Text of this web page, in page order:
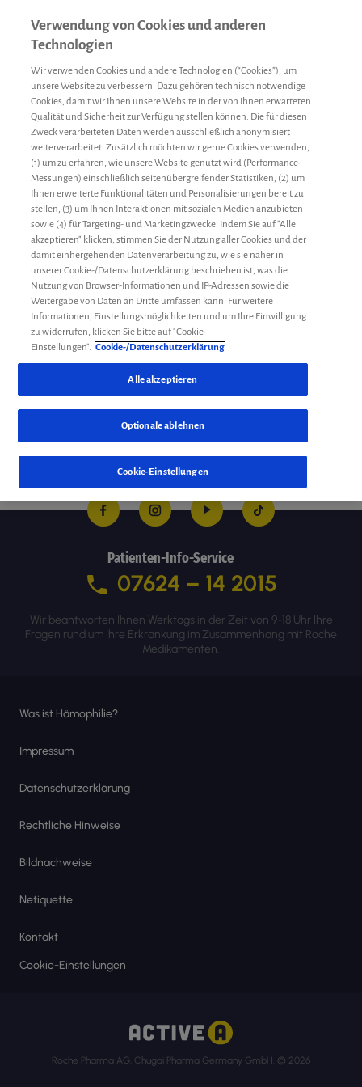
Gemeinschaftspraxis Hämatologie – Onkologie
NAME ADRESSE TELEFONNUMMER
Gemeinschaftspraxis
Hämatologie –
Onkologie
Herr Dr. med. Jens
Freiberg-Richter
Arnoldstraße
18
Dresden
(0351) 447 23 40
Roche Pharma AG, Chugai Pharma Germany GmbH. © 2026
Was ist Hämophilie?
Impressum
Datenschutzerklärung
Rechtliche Hinweise
Bildnachweise
Netiquette
Kontakt
Cookie-Einstellungen
Patienten-Info-Service
07624 – 14 2015
Wir beantworten Ihnen Werktags in der Zeit von 9-18 Uhr Ihre
Fragen rund um Ihre Erkrankung im Zusammenhang mit Roche
Medikamenten.
Verwendung von Cookies und anderen
Technologien
Wir verwenden Cookies und andere Technologien (“Cookies”), um
unsere Website zu verbessern. Dazu gehören technisch notwendige
Cookies, damit wir Ihnen unsere Website in der von Ihnen erwarteten
Qualität und Sicherheit zur Verfügung stellen können. Die für diesen
Zweck verarbeiteten Daten werden ausschließlich anonymisiert
weiterverarbeitet. Zusätzlich möchten wir gerne Cookies verwenden,
(1) um zu erfahren, wie unsere Website genutzt wird (Performance-
Messungen) einschließlich seitenübergreifender Statistiken, (2) um
Ihnen erweiterte Funktionalitäten und Personalisierungen bereit zu
stellen, (3) um Ihnen Interaktionen mit sozialen Medien anzubieten
sowie (4) für Targeting- und Marketingzwecke. Indem Sie auf "Alle
akzeptieren" klicken, stimmen Sie der Nutzung aller Cookies und der
damit einhergehenden Datenverarbeitung zu, wie sie näher in
unserer Cookie-/Datenschutzerklärung beschrieben ist, was die
Nutzung von Browser-Informationen und IP-Adressen sowie die
Weitergabe von Daten an Dritte umfassen kann. Für weitere
Informationen, Einstellungsmöglichkeiten und um Ihre Einwilligung
zu widerrufen, klicken Sie bitte auf "Cookie-
Einstellungen". Cookie-/Datenschutzerklärung
Cookie-Einstellungen
Optionale ablehnen
Alle akzeptieren